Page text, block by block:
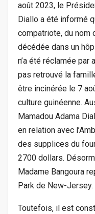
août 2023, le
Diallo a été informé
compatriote, du nom
décédée dans un
n’a été réclamée par
pas retrouvé la
être incinérée le 7
culture guinéenne.
Mamadou Adama
en relation avec
des supplices du
2700 dollars.
Madame Bangoura
Park de New-Jersey.
Toutefois, il est